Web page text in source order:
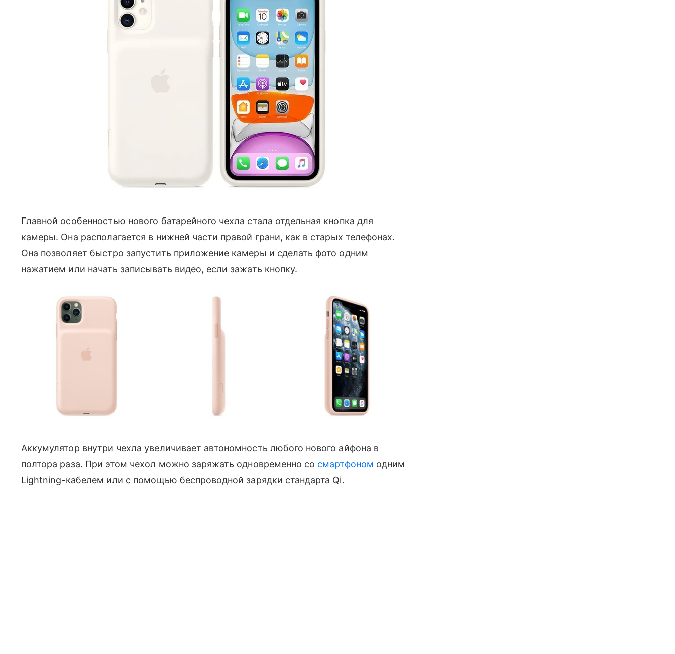
Главной особенностью нового батарейного чехла стала отдельная кнопка для
камеры. Она располагается в нижней части правой грани, как в старых телефонах.
Она позволяет быстро запустить приложение камеры и сделать фото одним
нажатием или начать записывать видео, если зажать кнопку.
Аккумулятор внутри чехла увеличивает автономность любого нового айфона в
полтора раза. При этом чехол можно заряжать одновременно со смартфоном одним
Lightning-кабелем или с помощью беспроводной зарядки стандарта Qi.